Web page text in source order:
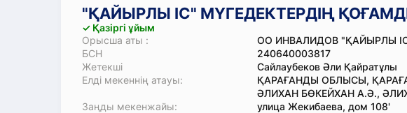
"ҚАЙЫРЛЫ ІС" МҮГЕДЕКТЕРДІҢ
✓ Қазіргі ұйым
Орысша аты :
ОО ИНВАЛИДОВ "ҚАЙЫРЛЫ
БСН
240640003817
Жетекші
Сайлаубеков Әли Қайратұлы
Елді мекеннің атауы:
ҚАРАҒАНДЫ ОБЛЫСЫ,
ӘЛИХАН БӨКЕЙХАН А.Ә.,
Заңды мекенжайы:
улица Жекибаева, дом 108'